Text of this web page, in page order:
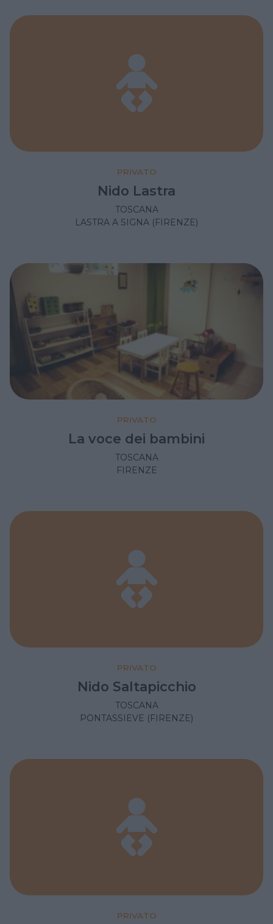
PRIVATO
Nido Lastra
TOSCANA
LASTRA A SIGNA (FIRENZE)
PRIVATO
La voce dei bambini
TOSCANA
FIRENZE
PRIVATO
Nido Saltapicchio
TOSCANA
PONTASSIEVE (FIRENZE)
PRIVATO